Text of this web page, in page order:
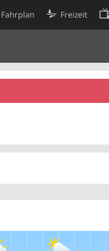
Fahrplan Freizeit
Cookie-Einstellungen
Entwickler